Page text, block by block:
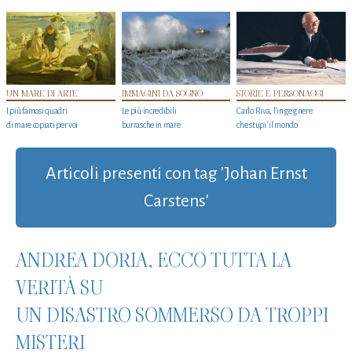
UN MARE DI ARTE
I più famosi quadri
di mare copiati per voi
IMMAGINI DA SOGNO
Le più incredibili
burrasche in mare
STORIE E PERSONAGGI
Carlo Riva, l’ingegnere
che stupi' il mondo
Articoli presenti con tag 'Johan Ernst
Carstens'
ANDREA DORIA, ECCO TUTTA LA
VERITÀ SU
UN DISASTRO SOMMERSO DA TROPPI
MISTERI